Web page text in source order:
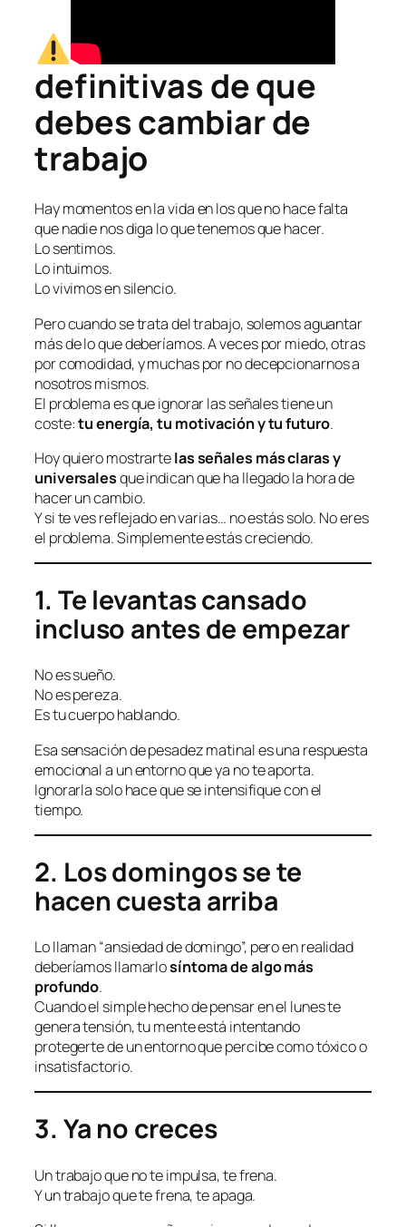
Las 7 señales
definitivas de que
debes cambiar de
trabajo
Hay momentos en la vida en los que no hace falta
que nadie nos diga lo que tenemos que hacer.
Lo sentimos.
Lo intuimos.
Lo vivimos en silencio.
Pero cuando se trata del trabajo, solemos aguantar
más de lo que deberíamos. A veces por miedo, otras
por comodidad, y muchas por no decepcionarnos a
nosotros mismos.
El problema es que ignorar las señales tiene un
coste:tu energía, tu motivación y tu futuro.
Hoy quiero mostrartelas señales más claras y
universalesque indican que ha llegado la hora de
hacer un cambio.
Y si te ves reflejado en varias… no estás solo. No eres
el problema. Simplemente estás creciendo.
1. Te levantas cansado
incluso antes de empezar
No es sueño.
No es pereza.
Es tu cuerpo hablando.
Esa sensación de pesadez matinal es una respuesta
emocional a un entorno que ya no te aporta.
Ignorarla solo hace que se intensifique con el
tiempo.
2. Los domingos se te
hacen cuesta arriba
Lo llaman “ansiedad de domingo”, pero en realidad
deberíamos llamarlosíntoma de algo más
profundo.
Cuando el simple hecho de pensar en el lunes te
genera tensión, tu mente está intentando
protegerte de un entorno que percibe como tóxico o
insatisfactorio.
3. Ya no creces
Un trabajo que no te impulsa, te frena.
Y un trabajo que te frena, te apaga.